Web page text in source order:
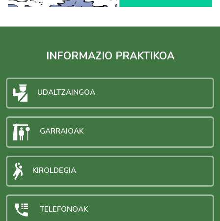
INFORMAZIO PRAKTIKOA
UDALTZAINGOA
GARRAIOAK
KIROLDEGIA
TELEFONOAK